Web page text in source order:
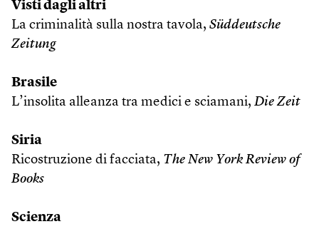
Visti dagli altri
La criminalità sulla nostra tavola, Süddeutsche
Zeitung
Brasile
L’insolita alleanza tra medici e sciamani, Die Zeit
Siria
Ricostruzione di facciata, The New York Review of
Books
Scienza